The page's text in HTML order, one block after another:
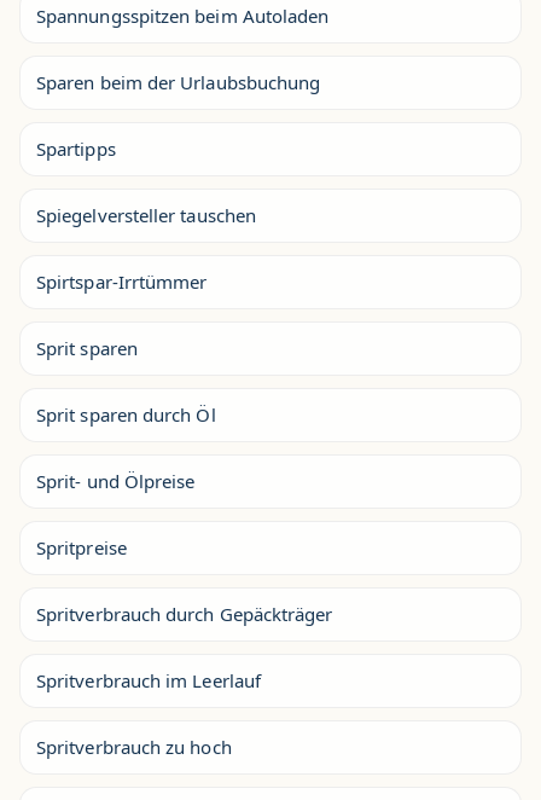
Spannungsspitzen beim Autoladen
Sparen beim der Urlaubsbuchung
Spartipps
Spiegelversteller tauschen
Spirtspar-Irrtümmer
Sprit sparen
Sprit sparen durch Öl
Sprit- und Ölpreise
Spritpreise
Spritverbrauch durch Gepäckträger
Spritverbrauch im Leerlauf
Spritverbrauch zu hoch